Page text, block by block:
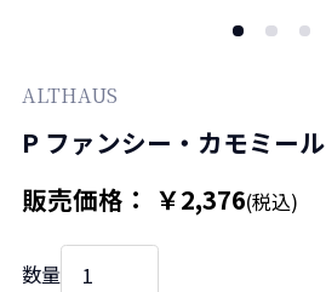
ALTHAUS
P ファンシー・カモミール
販売価格： ￥2,376(税込)
数量